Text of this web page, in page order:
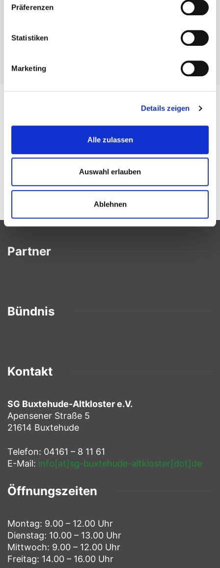
Präferenzen
Statistiken
Marketing
Details zeigen
Alle zulassen
Auswahl erlauben
Ablehnen
Schwimmschule
Der SG-Buxtehude Altkloster bietet
Schwimmvorbereitungkurse für Kinder zwischen
3 und 5 Jahren, sowie Seepferdchenkurse für
Partner
Bündnis
Kontakt
SG Buxtehude-Altkloster e.V.
Apensener Straße 5
21614 Buxtehude
Telefon: 04161 – 8 11 61
E-Mail: info[at]sg-buxtehude-altkloster[dot]de
Öffnungszeiten
Montag: 9.00 – 12.00 Uhr
Dienstag: 10.00 – 13.00 Uhr
Mittwoch: 9.00 – 12.00 Uhr
Freitag: 14.00 – 16.00 Uhr